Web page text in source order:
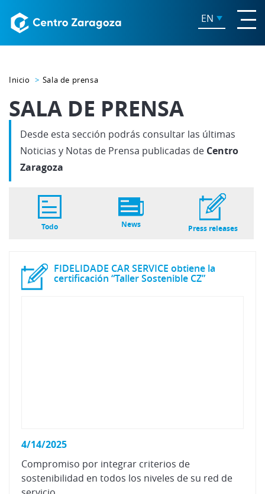
EN
Inicio Sala de prensa
SALA DE PRENSA
Desde esta sección podrás consultar las últimas
Noticias y Notas de Prensa publicadas de Centro
Zaragoza
Todo News Press releases
FIDELIDADE CAR SERVICE obtiene la
certificación “Taller Sostenible CZ”
4/14/2025
Compromiso por integrar criterios de
sostenibilidad en todos los niveles de su red de